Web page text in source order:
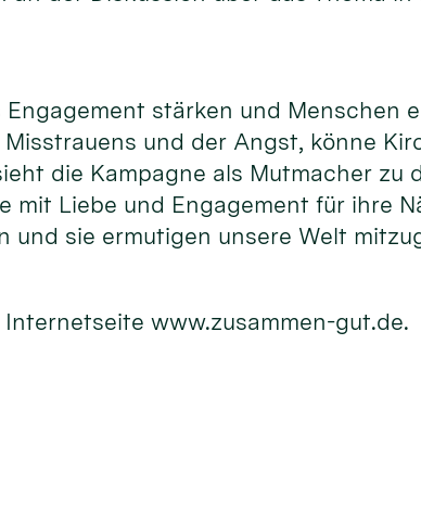
stärken und Menschen
und der Angst, könne
die Kampagne als Mutmacher zu
mit Liebe und Engagement für ihre
und sie ermutigen unsere Welt
www.zusammen-gut.de.